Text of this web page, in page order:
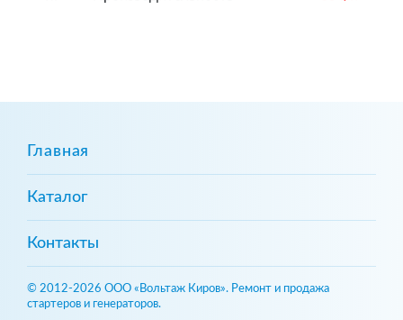
Главная
Каталог
Контакты
© 2012-2026 ООО «Вольтаж Киров». Ремонт и продажа
стартеров и генераторов.